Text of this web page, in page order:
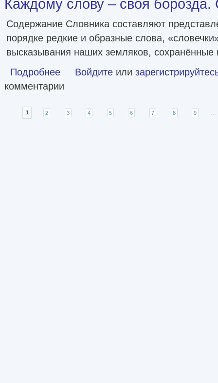
Каждому слову – своя борозда.
Содержание Словника составляют
порядке редкие и образные слова,
высказывания наших земляков, сохранённые
Подробнее о Каждому слову – своя борозда. Словник [litres]
Войдите или
комментарии
Страницы
1 2 3 4 5 6 7 8 9 …